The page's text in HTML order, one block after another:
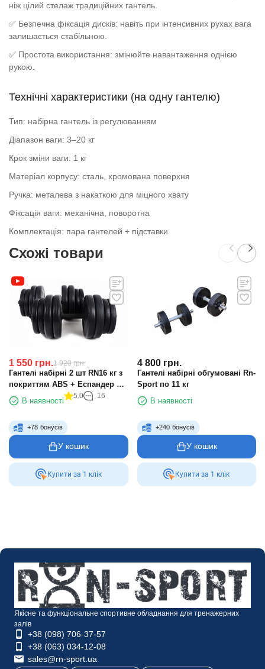
ніж цілий стелаж традиційних гантель.
✅ Безпечна фіксація дисків: навіть при інтенсивних рухах вага
залишається стабільною.
✅ Простота використання: змінюйте навантаження однією
рукою.
Технічні характеристики (на одну гантелю)
Тип: набірна гантель із регулюванням
Діапазон ваги: 3–20 кг
Крок зміни ваги: 1 кг
Матеріал корпусу: сталь, хромована поверхня
Ручка: металева з накаткою для міцного хвату
Фіксація ваги: механічна, поворотна
Комплектація: пара гантелей + підставки
Схожі товари
1 550 грн.1 920 грн.
Гантелі набірні 2 шт RN16 кг з
покриттям ABS + Еспандер в
подарунок
В наявності
5.0 16
+78 бонусів
У кошик
Купити за 1 клiк
4 800 грн.
Гантелі набірні обгумовані Rn-
Sport по 11 кг
В наявності
+240 бонусів
У кошик
Купити за 1 клiк
Якісне та функціональне спортивне обладнання для тренажерних
залів
+38 (098) 706-37-57
+38 (063) 034-12-08
sales@rn-sport.ua